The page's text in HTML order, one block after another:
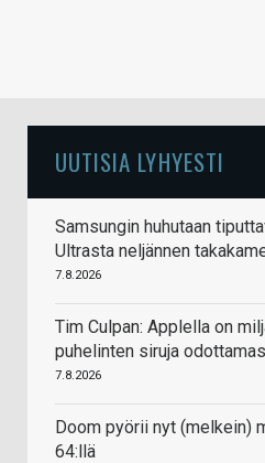
UUTISIA LYHYESTI
Samsungin huhutaan
Ultrasta neljännen
7.8.2026
Tim Culpan: Applella on
puhelinten siruja
7.8.2026
Doom pyörii nyt (melkein)
64:llä